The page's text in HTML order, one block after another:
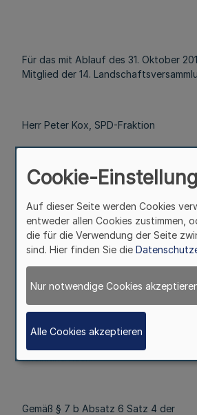
Für das mit Ablauf des 31. Oktober
Mitglied der 14.
Herr Peter Kox, SPD-Fraktion
rückt als nächster noch nicht
Herr Stephan Schnitzler
Elsternweg 34
42555 Velbert
Rheinland nach.
Gemäß § 7 b Absatz 6 Satz 4 der
Cookie-
Auf dieser Seite werden Cookies
entweder allen Cookies zustimmen,
die für die Verwendung der Seite
sind. Hier finden Sie die
Nur notwendige Cookies
Alle Cookies akzeptieren